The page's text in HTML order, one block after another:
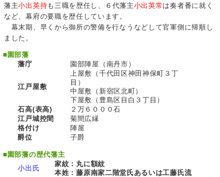
藩主小出英持も三職を歴任し、６代藩主小出英常は奏者番に就く
など、幕府の要職を歴任しています。
幕末期、早くから御所の警備を行なうなどして官軍側に帰順し
ました。
■園部藩
藩庁
園部陣屋（南丹市）
江戸屋敷
上屋敷（千代田区神田神保町３丁
目）
中屋敷（新宿区北町）
下屋敷（豊島区目白３丁目）
石高(表高)
２万６０００石
江戸城控間
菊間広縁
格付け
陣屋
爵位
子爵
■園部藩の歴代藩主
小出氏
家紋：丸に額紋
本姓：藤原南家二階堂氏あるいは工藤氏流